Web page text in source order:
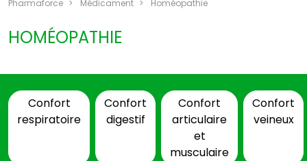
Pharmaforce Médicament Homéopathie
HOMÉOPATHIE
Confort
respiratoire
Confort
digestif
Confort
articulaire
et
musculaire
Confort
veineux